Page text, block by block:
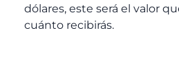
dólares, este será el valor
cuánto recibirás.